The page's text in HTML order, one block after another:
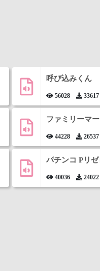
呼び込みくん
56028 33617
ファミリーマ
44228 26537
パチンコ Pリ
40036 24022